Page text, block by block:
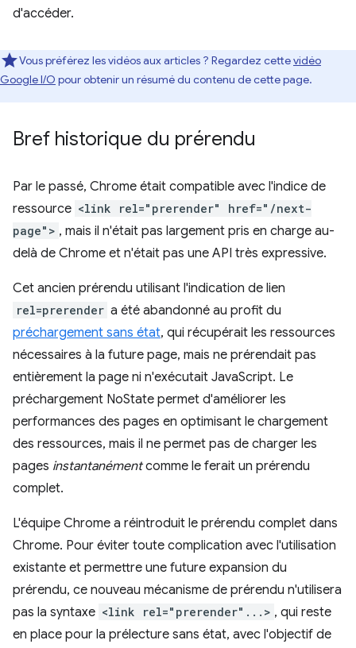
d'accéder.
Vous préférez les vidéos aux articles ? Regardez cettevidéo
Google I/O pour obtenir un résumé du contenu de cette page.
Bref historique du prérendu
Par le passé, Chrome était compatible avec l'indice de
ressource <link rel="prerender" href="/next-
page"> , mais il n'était pas largement pris en charge au-
delà de Chrome et n'était pas une API très expressive.
Cet ancien prérendu utilisant l'indication de lien
rel=prerender a été abandonné au profit du
préchargement sans état, qui récupérait les ressources
nécessaires à la future page, mais ne prérendait pas
entièrement la page ni n'exécutait JavaScript. Le
préchargement NoState permet d'améliorer les
performances des pages en optimisant le chargement
des ressources, mais il ne permet pas de charger les
pages instantanémentcomme le ferait un prérendu
complet.
L'équipe Chrome a réintroduit le prérendu complet dans
Chrome. Pour éviter toute complication avec l'utilisation
existante et permettre une future expansion du
prérendu, ce nouveau mécanisme de prérendu n'utilisera
pas la syntaxe <link rel="prerender"...> , qui reste
en place pour la prélecture sans état, avec l'objectif de